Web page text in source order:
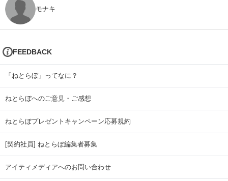
モナキ
FEEDBACK
「ねとらぼ」ってなに？
ねとらぼへのご意見・ご感想
ねとらぼプレゼントキャンペーン応募規約
[契約社員] ねとらぼ編集者募集
アイティメディアへのお問い合わせ